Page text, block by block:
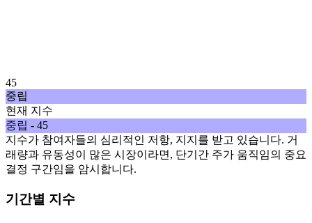
45
중립
현재 지수
중립 - 45
지수가 참여자들의 심리적인 저항, 지지를 받고 있습니다. 거
래량과 유동성이 많은 시장이라면, 단기간 주가 움직임의 중요
결정 구간임을 암시합니다.
기간별 지수